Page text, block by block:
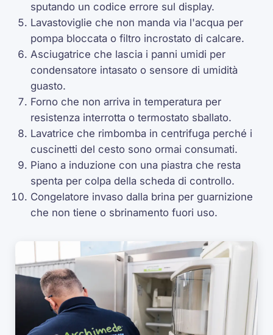
sputando un codice errore sul display.
Lavastoviglie che non manda via l'acqua per
pompa bloccata o filtro incrostato di calcare.
Asciugatrice che lascia i panni umidi per
condensatore intasato o sensore di umidità
guasto.
Forno che non arriva in temperatura per
resistenza interrotta o termostato sballato.
Lavatrice che rimbomba in centrifuga perché i
cuscinetti del cesto sono ormai consumati.
Piano a induzione con una piastra che resta
spenta per colpa della scheda di controllo.
Congelatore invaso dalla brina per guarnizione
che non tiene o sbrinamento fuori uso.